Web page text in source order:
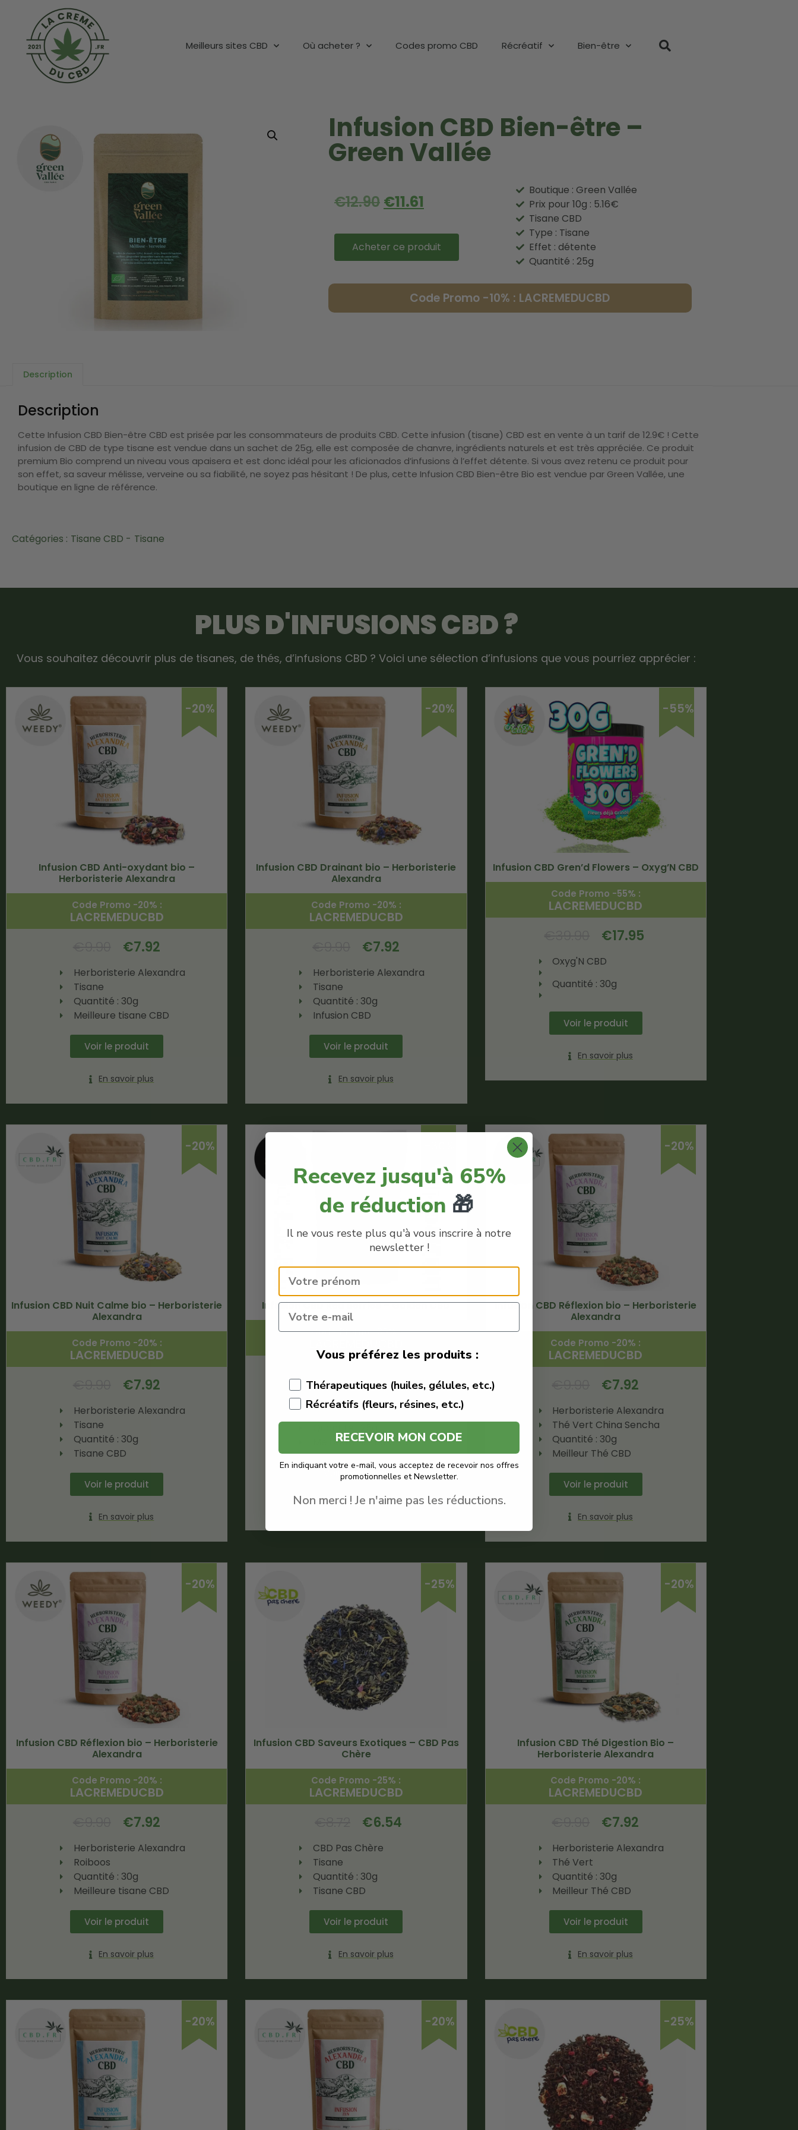
Meilleurs sites CBD Où acheter ? Codes promo CBD Récréatif Bien-être
Infusion CBD Bien-être –
Green Vallée
€12.90 €11.61
Acheter ce produit
Boutique : Green Vallée
Prix pour 10g : 5.16€
Tisane CBD
Type : Tisane
Effet : détente
Quantité : 25g
Code Promo -10% : LACREMEDUCBD
Description
Description
Cette Infusion CBD Bien-être CBD est prisée par les consommateurs de produits CBD. Cette infusion (tisane) CBD est en vente à un tarif de 12.9€ ! Cette
infusion de CBD de type tisane est vendue dans un sachet de 25g, elle est composée de chanvre, ingrédients naturels et est très appréciée. Ce produit
premium Bio comprend un niveau vous apaisera et est donc idéal pour les aficionados d’infusions à l’effet détente. Si vous avez retenu ce produit pour
son effet, sa saveur mélisse, verveine ou sa fiabilité, ne soyez pas hésitant ! De plus, cette Infusion CBD Bien-être Bio est vendue par Green Vallée, une
boutique en ligne de référence.
Catégories : Tisane CBD - Tisane
PLUS D'INFUSIONS CBD ?
Vous souhaitez découvrir plus de tisanes, de thés, d’infusions CBD ? Voici une sélection d’infusions que vous pourriez apprécier :
-20%
Infusion CBD Anti-oxydant bio –
Herboristerie Alexandra
Code Promo -20% :
LACREMEDUCBD
€7.92
Herboristerie Alexandra
Tisane
Quantité : 30g
Meilleure tisane CBD
Voir le produit
En savoir plus
-20%
Infusion CBD Drainant bio – Herboristerie
Alexandra
Code Promo -20% :
LACREMEDUCBD
€7.92
Herboristerie Alexandra
Tisane
Quantité : 30g
Infusion CBD
Voir le produit
En savoir plus
-55%
Infusion CBD Gren’d Flowers – Oxyg’N CBD
Code Promo -55% :
LACREMEDUCBD
€17.95
Oxyg'N CBD
Quantité : 30g
Voir le produit
En savoir plus
-20%
Infusion CBD Nuit Calme bio – Herboristerie
Alexandra
Code Promo -20% :
LACREMEDUCBD
€7.92
Herboristerie Alexandra
Tisane
Quantité : 30g
Tisane CBD
Voir le produit
En savoir plus
Infusion CBD Red Berries – Golden CBD
Code Promo -30% :
Golden CBD
Meilleure tisane CBD
Voir le produit
En savoir plus
-20%
Infusion CBD Réflexion bio – Herboristerie
Alexandra
Code Promo -20% :
LACREMEDUCBD
€7.92
Herboristerie Alexandra
Thé Vert China Sencha
Quantité : 30g
Meilleur Thé CBD
Voir le produit
En savoir plus
-20%
Infusion CBD Réflexion bio – Herboristerie
Alexandra
Code Promo -20% :
LACREMEDUCBD
€7.92
Herboristerie Alexandra
Roiboos
Quantité : 30g
Meilleure tisane CBD
Voir le produit
En savoir plus
-25%
Infusion CBD Saveurs Exotiques – CBD Pas
Chère
Code Promo -25% :
LACREMEDUCBD
€6.54
CBD Pas Chère
Tisane
Quantité : 30g
Tisane CBD
Voir le produit
En savoir plus
-20%
Infusion CBD Thé Digestion Bio –
Herboristerie Alexandra
Code Promo -20% :
LACREMEDUCBD
€7.92
Herboristerie Alexandra
Thé Vert
Quantité : 30g
Meilleur Thé CBD
Voir le produit
En savoir plus
-20% -20% -25%
Recevez jusqu'à 65%
de réduction 🎁
Il ne vous reste plus qu'à vous inscrire à notre
newsletter !
Vous préférez les produits :
Thérapeutiques (huiles, gélules, etc.)
Récréatifs (fleurs, résines, etc.)
RECEVOIR MON CODE
En indiquant votre e-mail, vous acceptez de recevoir nos offres
promotionnelles et Newsletter.
Non merci ! Je n'aime pas les réductions.